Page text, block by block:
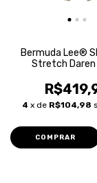
Bermuda Lee®
Stretch Daren
4 x de R$104,98
COMPRAR